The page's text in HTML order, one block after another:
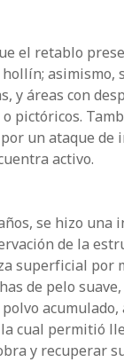
el retablo
asimismo,
y áreas con
pictóricos.
un ataque de
activo.
se hizo una
de la
superficial por
de pelo
acumulado,
cual permitió
y recuperar